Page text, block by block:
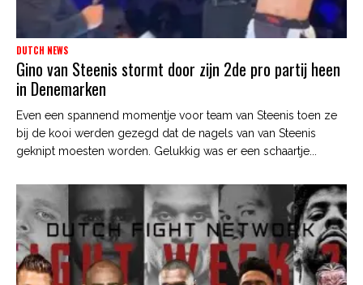
DUTCH NEWS
Gino van Steenis stormt door zijn 2de pro partij heen
in Denemarken
Even een spannend momentje voor team van Steenis toen ze
bij de kooi werden gezegd dat de nagels van van Steenis
geknipt moesten worden. Gelukkig was er een schaartje...